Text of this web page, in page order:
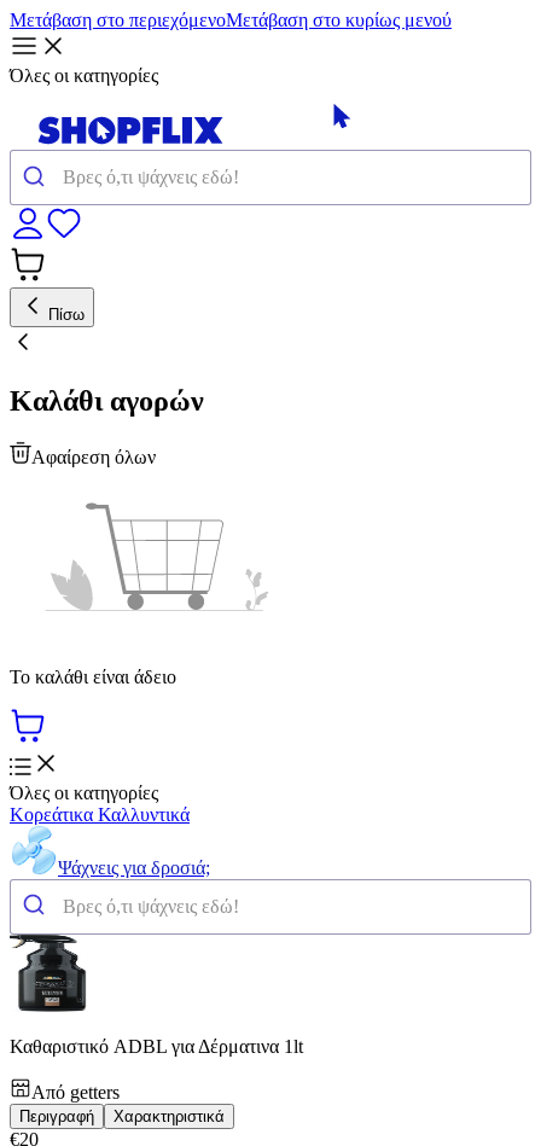
Μετάβαση στο περιεχόμενοΜετάβαση στο κυρίως μενού
Όλες οι κατηγορίες
Πίσω
Καλάθι αγορών
Αφαίρεση όλων
Το καλάθι είναι άδειο
Όλες οι κατηγορίες
Κορεάτικα Καλλυντικά
Ψάχνεις για δροσιά;
Καθαριστικό ADBL για Δέρματινα 1lt
Από getters
Περιγραφή Χαρακτηριστικά
€20